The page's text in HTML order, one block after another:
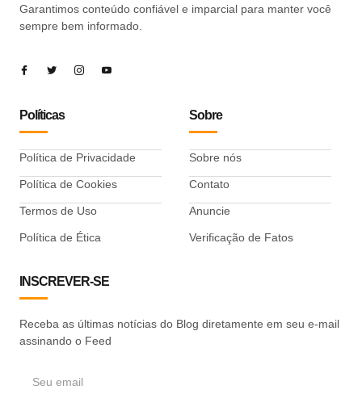
Garantimos conteúdo confiável e imparcial para manter você
sempre bem informado.
Políticas
Política de Privacidade
Política de Cookies
Termos de Uso
Política de Ética
Sobre
Sobre nós
Contato
Anuncie
Verificação de Fatos
INSCREVER-SE
Receba as últimas notícias do Blog diretamente em seu e-mail
assinando o Feed